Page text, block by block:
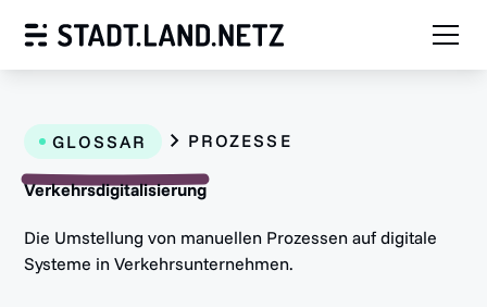
GLOSSAR PROZESSE
Verkehrsdigitalisierung
Die Umstellung von manuellen Prozessen auf digitale
Systeme in Verkehrsunternehmen.